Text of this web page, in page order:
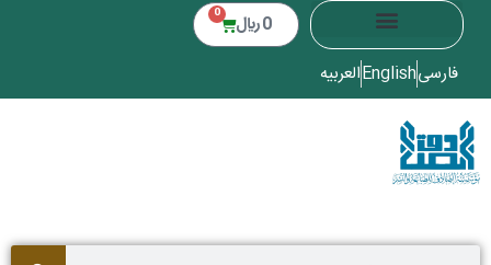
0 ﷼ 0
فارسیEnglishالعربیه